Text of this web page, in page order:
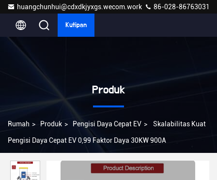
huangchunhui@cdxdkjyxgs.wecom.work 86-028-86763031
Kutipan
Produk
Rumah > Produk > Pengisi Daya Cepat EV > Skalabilitas Kuat
Pengisi Daya Cepat EV 0,99 Faktor Daya 30KW 900A